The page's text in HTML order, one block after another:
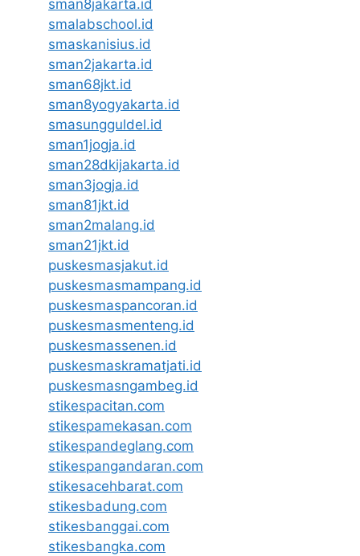
sman8jakarta.id
smalabschool.id
smaskanisius.id
sman2jakarta.id
sman68jkt.id
sman8yogyakarta.id
smasungguldel.id
sman1jogja.id
sman28dkijakarta.id
sman3jogja.id
sman81jkt.id
sman2malang.id
sman21jkt.id
puskesmasjakut.id
puskesmasmampang.id
puskesmaspancoran.id
puskesmasmenteng.id
puskesmassenen.id
puskesmaskramatjati.id
puskesmasngambeg.id
stikespacitan.com
stikespamekasan.com
stikespandeglang.com
stikespangandaran.com
stikesacehbarat.com
stikesbadung.com
stikesbanggai.com
stikesbangka.com